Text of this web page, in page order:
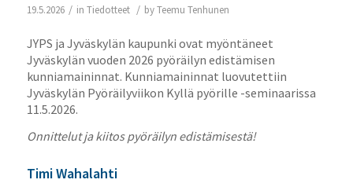
19.5.2026 / in Tiedotteet / byTeemu Tenhunen
JYPS ja Jyväskylän kaupunki ovat myöntäneet
Jyväskylän vuoden 2026 pyöräilyn edistämisen
kunniamaininnat. Kunniamaininnat luovutettiin
Jyväskylän Pyöräilyviikon Kyllä pyörille -seminaarissa
11.5.2026.
Onnittelut ja kiitos pyöräilyn edistämisestä!
Timi Wahalahti